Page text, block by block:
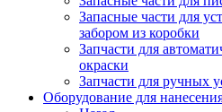
Запасные части для
забором из коробки
Запчасти для
окраски
Запчасти для ручных
Оборудование для